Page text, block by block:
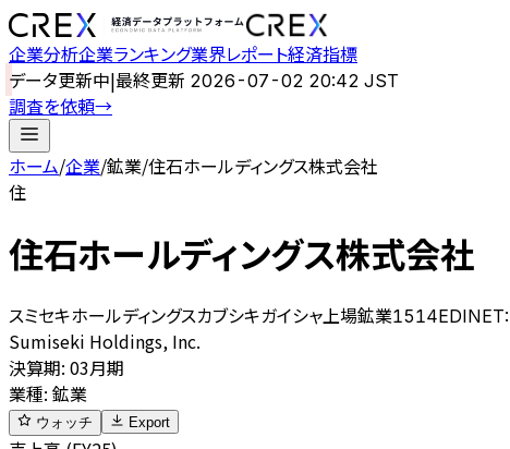
企業分析企業ランキング業界レポート経済指標
データ更新中|最終更新 2026-07-02 20:42 JST
調査を依頼→
ホーム/企業/鉱業/住石ホールディングス株式会社
住
住石ホールディングス株式会社
スミセキホールディングスカブシキガイシャ 上場鉱業1514EDINET:
Sumiseki Holdings, Inc.
決算期: 03月期
業種: 鉱業
ウォッチ Export